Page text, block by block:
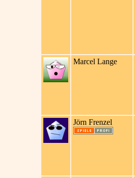
Marcel Lange
Jörn Frenzel